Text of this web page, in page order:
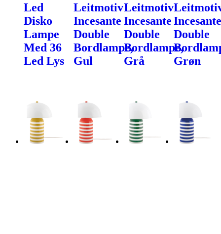
Led
Disko
Lampe
Med 36
Led Lys
Leitmotiv
Incesante
Double
Bordlampe,
Gul
Leitmotiv
Incesante
Double
Bordlampe,
Grå
Incesante
Double
Grøn